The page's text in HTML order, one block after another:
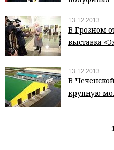
13.12.2013
В Грозном
выставка
13.12.2013
В
крупную